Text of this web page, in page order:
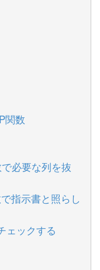
関数
必要な列を抜
指示書と照らし
ェックする